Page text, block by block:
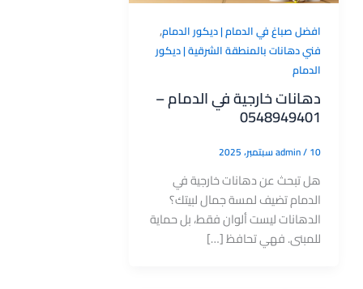
افضل صباغ في الدمام | ديكور الدمام,
فني دهانات بالمنطقة الشرقية | ديكور
الدمام
دهانات خارجية في الدمام –
0548949401
admin/10 سبتمبر، 2025
هل تبحث عن دهانات خارجية في
الدمام تضيف لمسة جمال لبيتك؟
الدهانات ليست ألوان فقط، بل حماية
للمبنى. فهي تحافظ […]